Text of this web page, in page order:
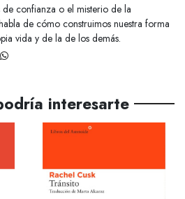
confianza o el misterio de la
de cómo construimos nuestra forma
vida y de la de los demás.
interesarte